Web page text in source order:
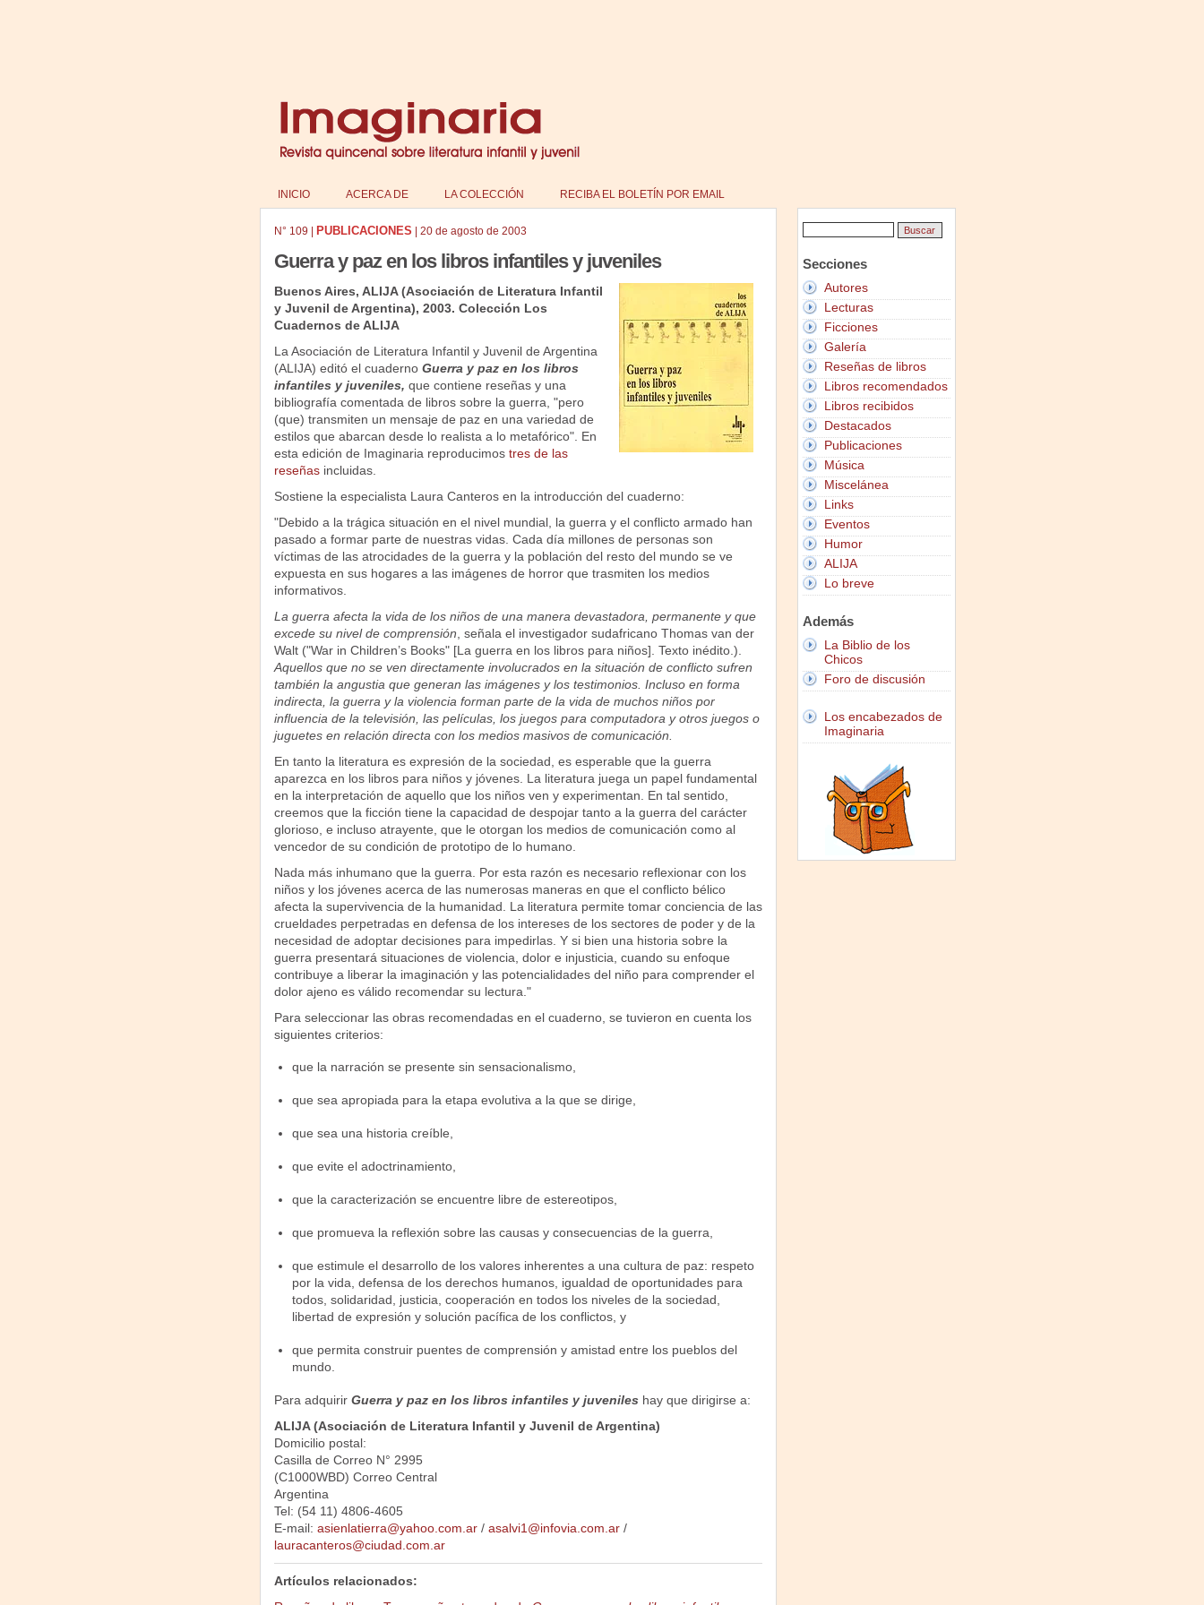
INICIO ACERCA DE LA COLECCIÓN RECIBA EL BOLETÍN POR EMAIL
N° 109 PUBLICACIONES 20 de agosto de 2003
Guerra y paz en los libros infantiles y juveniles
Buenos Aires, ALIJA (Asociación de Literatura Infantil
y Juvenil de Argentina), 2003. Colección Los
Cuadernos de ALIJA
La Asociación de Literatura Infantil y Juvenil de Argentina
(ALIJA) editó el cuaderno Guerra y paz en los libros
infantiles y juveniles, que contiene reseñas y una
bibliografía comentada de libros sobre la guerra, "pero
(que) transmiten un mensaje de paz en una variedad de
estilos que abarcan desde lo realista a lo metafórico". En
esta edición de Imaginaria reproducimos tres de las
reseñasincluidas.
Sostiene la especialista Laura Canteros en la introducción del cuaderno:
"Debido a la trágica situación en el nivel mundial, la guerra y el conflicto armado han
pasado a formar parte de nuestras vidas. Cada día millones de personas son
víctimas de las atrocidades de la guerra y la población del resto del mundo se ve
expuesta en sus hogares a las imágenes de horror que trasmiten los medios
informativos.
La guerra afecta la vida de los niños de una manera devastadora, permanente y que
excede su nivel de comprensión , señala el investigador sudafricano Thomas van der
Walt ("War in Children’s Books" [La guerra en los libros para niños]. Texto inédito.).
Aquellos que no se ven directamente involucrados en la situación de conflicto sufren
también la angustia que generan las imágenes y los testimonios. Incluso en forma
indirecta, la guerra y la violencia forman parte de la vida de muchos niños por
influencia de la televisión, las películas, los juegos para computadora y otros juegos o
juguetes en relación directa con los medios masivos de comunicación.
En tanto la literatura es expresión de la sociedad, es esperable que la guerra
aparezca en los libros para niños y jóvenes. La literatura juega un papel fundamental
en la interpretación de aquello que los niños ven y experimentan. En tal sentido,
creemos que la ficción tiene la capacidad de despojar tanto a la guerra del carácter
glorioso, e incluso atrayente, que le otorgan los medios de comunicación como al
vencedor de su condición de prototipo de lo humano.
Nada más inhumano que la guerra. Por esta razón es necesario reflexionar con los
niños y los jóvenes acerca de las numerosas maneras en que el conflicto bélico
afecta la supervivencia de la humanidad. La literatura permite tomar conciencia de las
crueldades perpetradas en defensa de los intereses de los sectores de poder y de la
necesidad de adoptar decisiones para impedirlas. Y si bien una historia sobre la
guerra presentará situaciones de violencia, dolor e injusticia, cuando su enfoque
contribuye a liberar la imaginación y las potencialidades del niño para comprender el
dolor ajeno es válido recomendar su lectura."
Para seleccionar las obras recomendadas en el cuaderno, se tuvieron en cuenta los
siguientes criterios:
que la narración se presente sin sensacionalismo,
que sea apropiada para la etapa evolutiva a la que se dirige,
que sea una historia creíble,
que evite el adoctrinamiento,
que la caracterización se encuentre libre de estereotipos,
que promueva la reflexión sobre las causas y consecuencias de la guerra,
que estimule el desarrollo de los valores inherentes a una cultura de paz: respeto
por la vida, defensa de los derechos humanos, igualdad de oportunidades para
todos, solidaridad, justicia, cooperación en todos los niveles de la sociedad,
libertad de expresión y solución pacífica de los conflictos, y
que permita construir puentes de comprensión y amistad entre los pueblos del
mundo.
Para adquirir Guerra y paz en los libros infantiles y juvenileshay que dirigirse a:
ALIJA (Asociación de Literatura Infantil y Juvenil de Argentina)
Domicilio postal:
Casilla de Correo N° 2995
(C1000WBD) Correo Central
Argentina
Tel: (54 11) 4806-4605
E-mail: asienlatierra@yahoo.com.ar/ asalvi1@infovia.com.ar/
lauracanteros@ciudad.com.ar
Artículos relacionados:
Secciones
Autores
Lecturas
Ficciones
Galería
Reseñas de libros
Libros recomendados
Libros recibidos
Destacados
Publicaciones
Música
Miscelánea
Links
Eventos
Humor
ALIJA
Lo breve
Además
La Biblio de los
Chicos
Foro de discusión
Los encabezados de
Imaginaria